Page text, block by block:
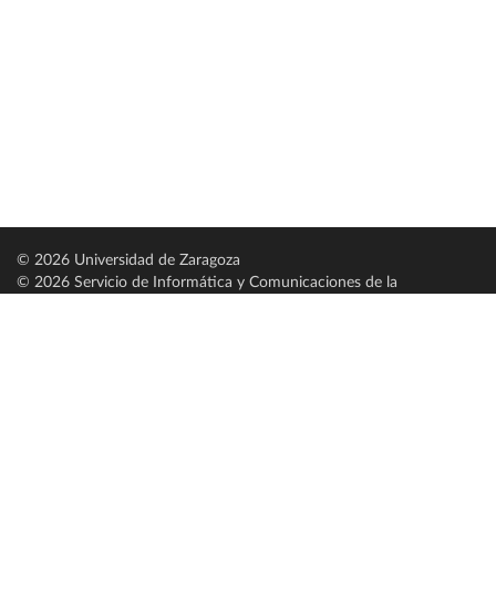
© 2026 Universidad de Zaragoza
© 2026 Servicio de Informática y Comunicaciones de la